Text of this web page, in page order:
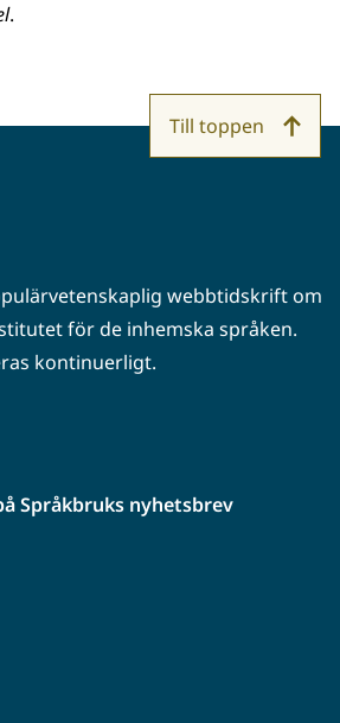
.
webbtidskrift om
för de inhemska språken.
kontinuerligt.
Språkbruks nyhetsbrev
Till toppen